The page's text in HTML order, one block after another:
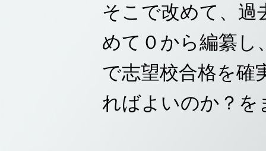
そこで改めて、過
めて０から編纂し
で志望校合格を確
ればよいのか？を